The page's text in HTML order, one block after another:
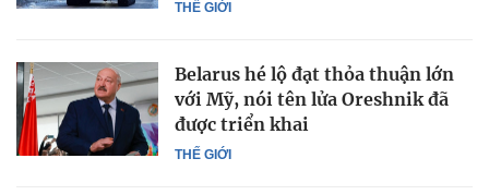
THẾ GIỚI
THẾ GIỚI
Belarus hé lộ đạt thỏa thuận lớn
với Mỹ, nói tên lửa Oreshnik đã
được triển khai